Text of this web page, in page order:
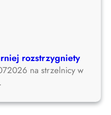
rozstrzygniety
na strzelnicy w